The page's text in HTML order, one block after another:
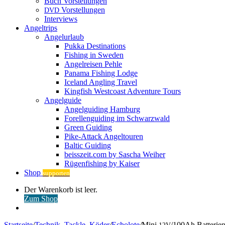
DVD Vorstellungen
Interviews
Angeltrips
Angelurlaub
Pukka Destinations
Fishing in Sweden
Angelreisen Pehle
Panama Fishing Lodge
Iceland Angling Travel
Kingfish Westcoast Adventure Tours
Angelguide
Angelguiding Hamburg
Forellenguiding im Schwarzwald
Green Guiding
Pike-Attack Angeltouren
Baltic Guiding
beisszeit.com by Sascha Weiher
Rügenfishing by Kaiser
Shop supporten
Warenkorb
ansehen
Der Warenkorb ist leer.
Zum Shop